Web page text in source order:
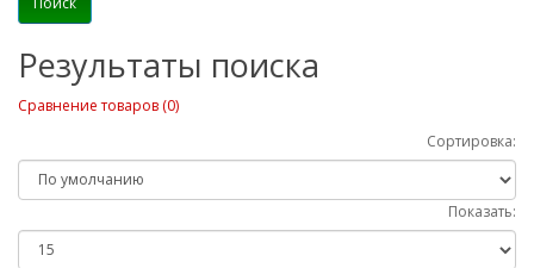
Результаты поиска
Сравнение товаров (0)
Сортировка:
Показать: